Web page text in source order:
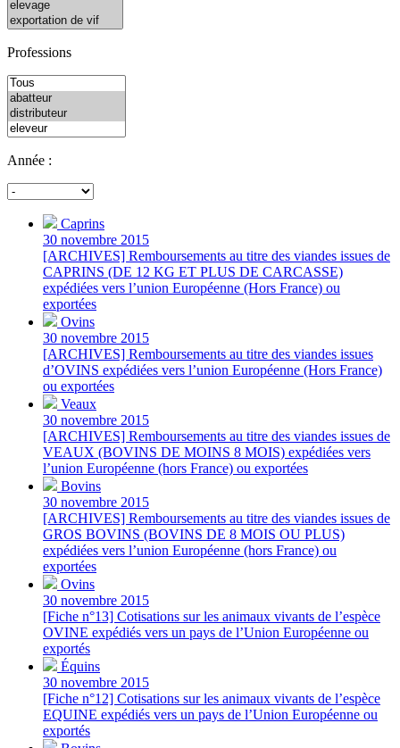
Professions
Année :
Caprins
30 novembre 2015
[ARCHIVES] Remboursements au titre des viandes issues de
CAPRINS (DE 12 KG ET PLUS DE CARCASSE)
expédiées vers l’union Européenne (Hors France) ou
exportées
Ovins
30 novembre 2015
[ARCHIVES] Remboursements au titre des viandes issues
d’OVINS expédiées vers l’union Européenne (Hors France)
ou exportées
Veaux
30 novembre 2015
[ARCHIVES] Remboursements au titre des viandes issues de
VEAUX (BOVINS DE MOINS 8 MOIS) expédiées vers
l’union Européenne (hors France) ou exportées
Bovins
30 novembre 2015
[ARCHIVES] Remboursements au titre des viandes issues de
GROS BOVINS (BOVINS DE 8 MOIS OU PLUS)
expédiées vers l’union Européenne (hors France) ou
exportées
Ovins
30 novembre 2015
[Fiche n°13] Cotisations sur les animaux vivants de l’espèce
OVINE expédiés vers un pays de l’Union Européenne ou
exportés
Équins
30 novembre 2015
[Fiche n°12] Cotisations sur les animaux vivants de l’espèce
EQUINE expédiés vers un pays de l’Union Européenne ou
exportés